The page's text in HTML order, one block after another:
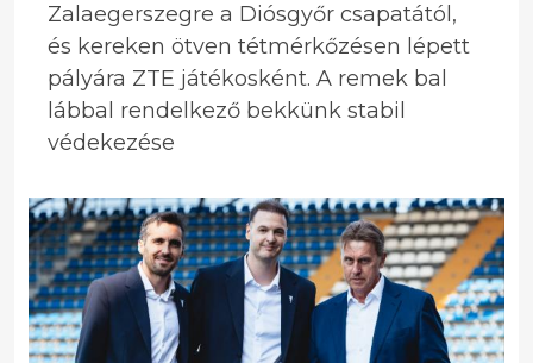
Zalaegerszegre a Diósgyőr csapatától,
és kereken ötven tétmérkőzésen lépett
pályára ZTE játékosként. A remek bal
lábbal rendelkező bekkünk stabil
védekezése